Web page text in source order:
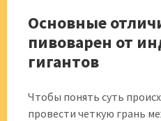
Основные
пивоварен от
гигантов
Чтобы понять суть
провести четкую грань